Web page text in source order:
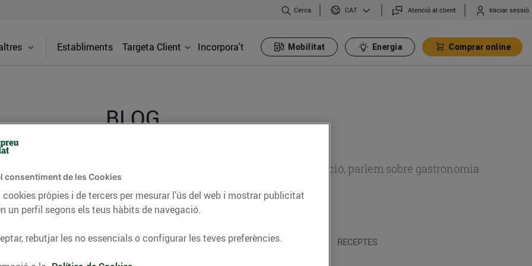
Cerca CAT Atenció al client Iniciar sessió
Establiments Targeta Client Incorpora't Mobilitat Energia Comprar online
BLOG
consells nutricionals, informació d’actualitat sobre alimentació, parlem sobre gastronomia
del nostre territori i molts altres temes.
CONSELLS I HÀBITS SALUDABLES ENERGIA GASTRONOMIA I TRADICIONS RECEPTES
consentiment de les Cookies
pròpies i de tercers per mesurar l’ús del web i mostrar publicitat
un perfil segons els teus hàbits de navegació.
rebutjar les no essencials o configurar les teves preferències.